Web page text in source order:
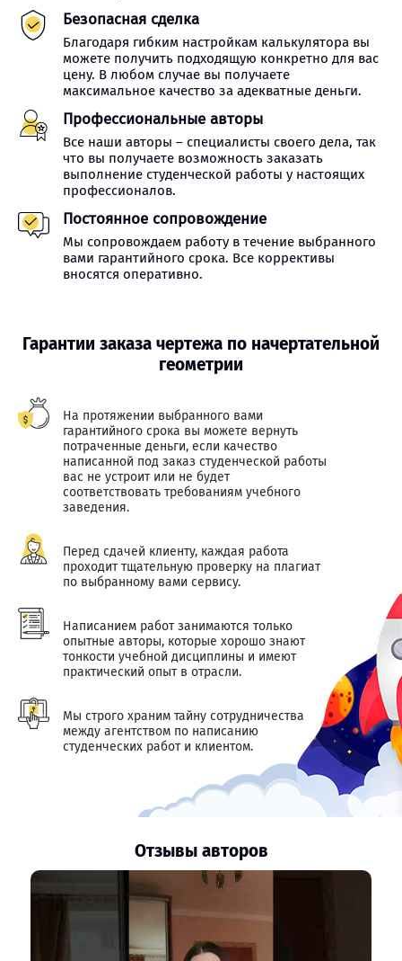
Безопасная сделка
Благодаря гибким настройкам калькулятора вы
можете получить подходящую конкретно для вас
цену. В любом случае вы получаете
максимальное качество за адекватные деньги.
Профессиональные авторы
Все наши авторы – специалисты своего дела, так
что вы получаете возможность заказать
выполнение студенческой работы у настоящих
профессионалов.
Постоянное сопровождение
Мы сопровождаем работу в течение выбранного
вами гарантийного срока. Все коррективы
вносятся оперативно.
Гарантии заказа чертежа по начертательной
геометрии
На протяжении выбранного вами
гарантийного срока вы можете вернуть
потраченные деньги, если качество
написанной под заказ студенческой работы
вас не устроит или не будет
соответствовать требованиям учебного
заведения.
Перед сдачей клиенту, каждая работа
проходит тщательную проверку на плагиат
по выбранному вами сервису.
Написанием работ занимаются только
опытные авторы, которые хорошо знают
тонкости учебной дисциплины и имеют
практический опыт в отрасли.
Мы строго храним тайну сотрудничества
между агентством по написанию
студенческих работ и клиентом.
Отзывы авторов